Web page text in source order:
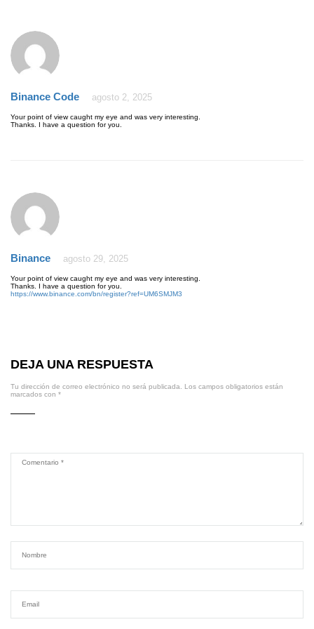
Binance Code agosto 2, 2025
Your point of view caught my eye and was very interesting.
Thanks. I have a question for you.
Binance agosto 29, 2025
Your point of view caught my eye and was very interesting.
Thanks. I have a question for you.
https://www.binance.com/bn/register?ref=UM6SMJM3
DEJA UNA RESPUESTA
Tu dirección de correo electrónico no será publicada.
Los campos obligatorios están
marcados con *